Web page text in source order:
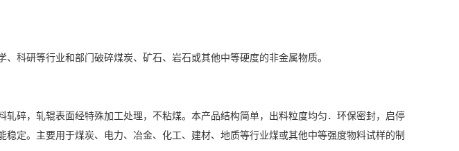
科研等行业和部门破碎煤炭、矿石、岩石或其他中等硬度的非金属物质。
碎，轧辊表面经特殊加工处理，不粘煤。本产品结构简单，出料粒度均匀．环保密封，启停
定。主要用于煤炭、电力、冶金、化工、建材、地质等行业煤或其他中等强度物料试样的制